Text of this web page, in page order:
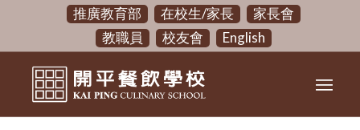
推廣教育部 在校生/家長
家長會
教職員
校友會 English